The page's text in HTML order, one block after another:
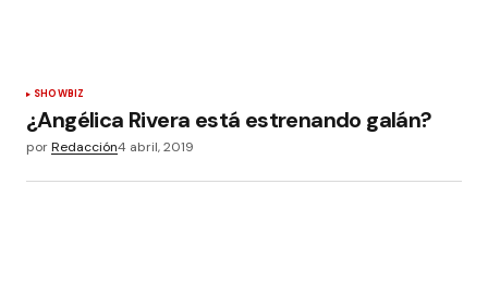
SHOWBIZ
¿Angélica Rivera está estrenando galán?
porRedacción4 abril, 2019